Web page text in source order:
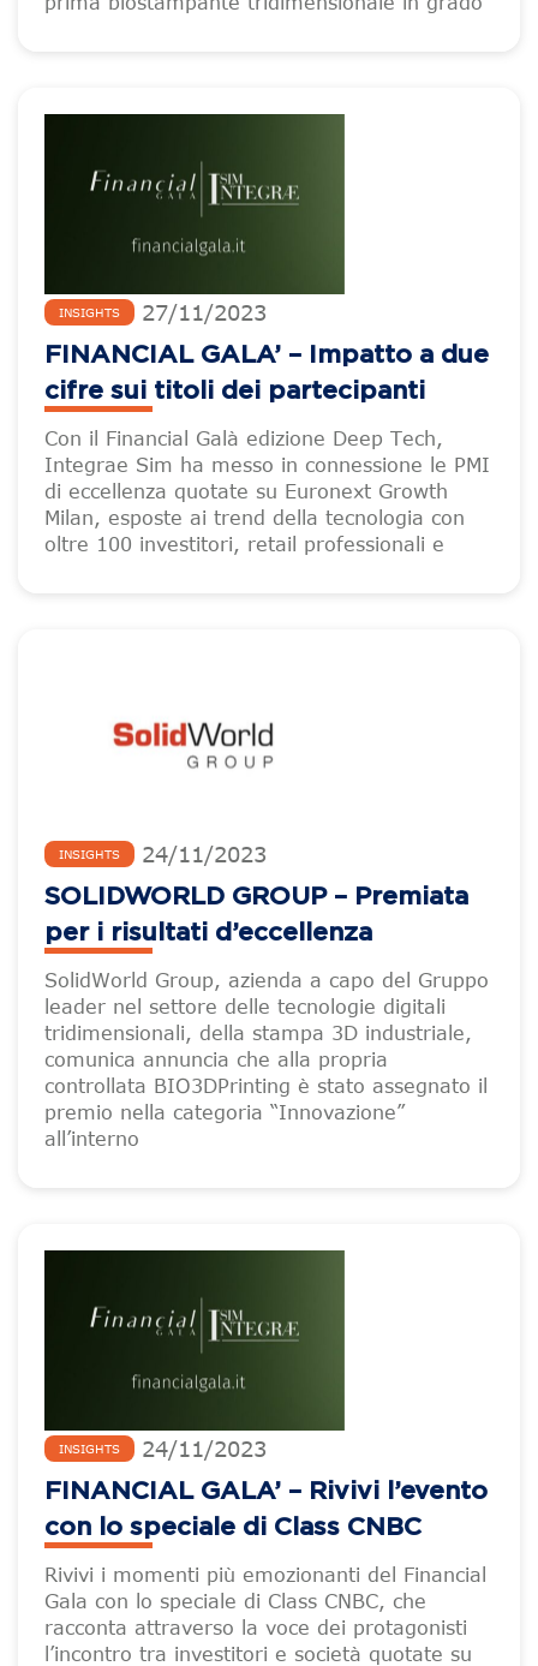
INSIGHTS 27/11/2023
FINANCIAL GALA’ – Impatto a due
cifre sui titoli dei partecipanti
Con il Financial Galà edizione Deep Tech,
Integrae Sim ha messo in connessione le PMI
di eccellenza quotate su Euronext Growth
Milan, esposte ai trend della tecnologia con
oltre 100 investitori, retail professionali e
INSIGHTS 24/11/2023
SOLIDWORLD GROUP – Premiata
per i risultati d’eccellenza
SolidWorld Group, azienda a capo del Gruppo
leader nel settore delle tecnologie digitali
tridimensionali, della stampa 3D industriale,
comunica annuncia che alla propria
controllata BIO3DPrinting è stato assegnato il
premio nella categoria “Innovazione”
all’interno
INSIGHTS 24/11/2023
FINANCIAL GALA’ – Rivivi l’evento
con lo speciale di Class CNBC
Rivivi i momenti più emozionanti del Financial
Gala con lo speciale di Class CNBC, che
racconta attraverso la voce dei protagonisti
l’incontro tra investitori e società quotate su